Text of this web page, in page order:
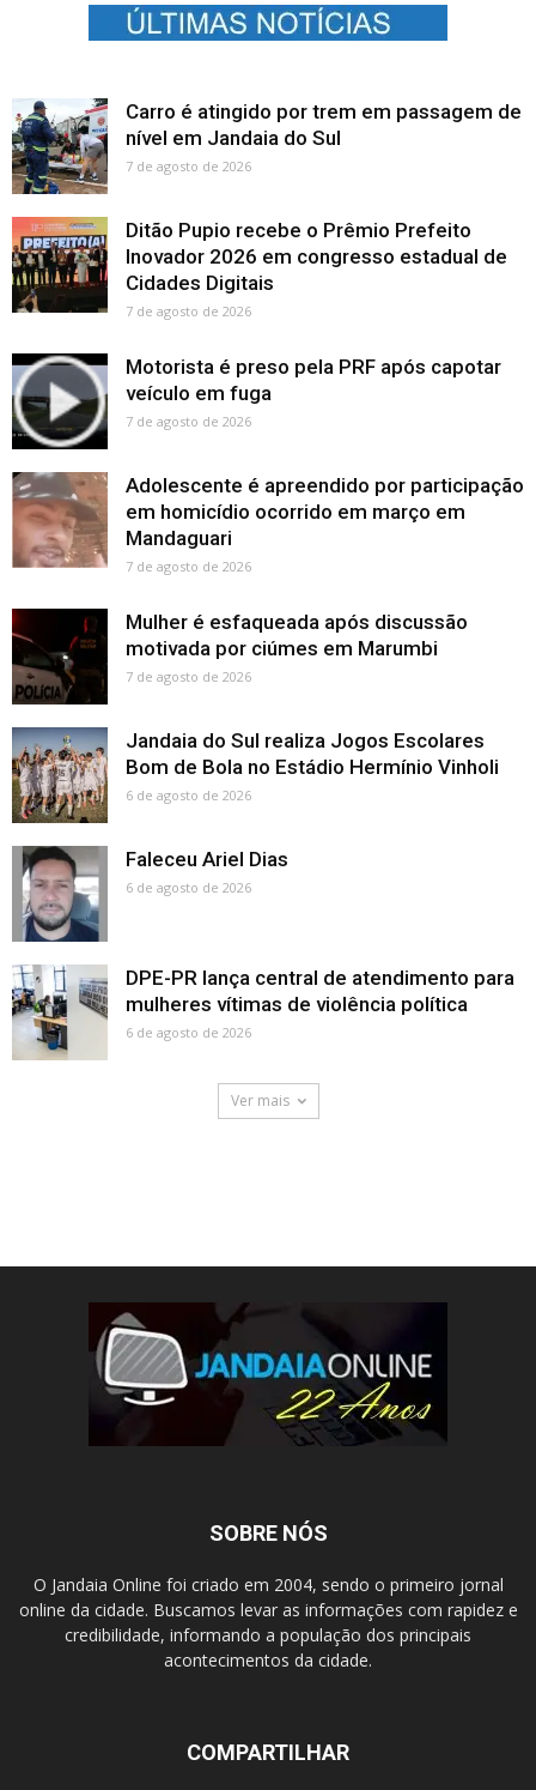
Carro é atingido por trem em passagem de
nível em Jandaia do Sul
7 de agosto de 2026
Ditão Pupio recebe o Prêmio Prefeito
Inovador 2026 em congresso estadual de
Cidades Digitais
7 de agosto de 2026
Motorista é preso pela PRF após capotar
veículo em fuga
7 de agosto de 2026
Adolescente é apreendido por participação
em homicídio ocorrido em março em
Mandaguari
7 de agosto de 2026
Mulher é esfaqueada após discussão
motivada por ciúmes em Marumbi
7 de agosto de 2026
Jandaia do Sul realiza Jogos Escolares
Bom de Bola no Estádio Hermínio Vinholi
6 de agosto de 2026
Faleceu Ariel Dias
6 de agosto de 2026
DPE-PR lança central de atendimento para
mulheres vítimas de violência política
6 de agosto de 2026
Ver mais
SOBRE NÓS
O Jandaia Online foi criado em 2004, sendo o primeiro jornal
online da cidade. Buscamos levar as informações com rapidez e
credibilidade, informando a população dos principais
acontecimentos da cidade.
COMPARTILHAR